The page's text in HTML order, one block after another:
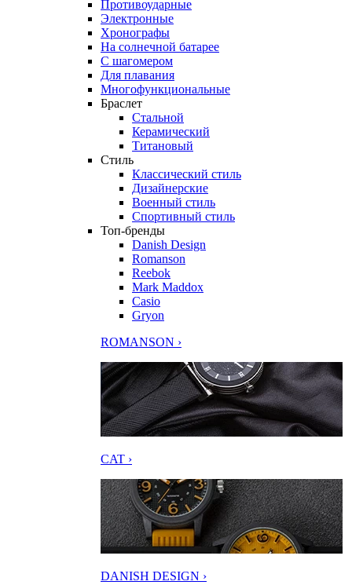
Противоударные
Электронные
Хронографы
На солнечной батарее
С шагомером
Для плавания
Многофункциональные
Браслет
Стальной
Керамический
Титановый
Стиль
Классический стиль
Дизайнерские
Военный стиль
Спортивный стиль
Топ-бренды
Danish Design
Romanson
Reebok
Mark Maddox
Casio
Gryon
ROMANSON ›
CAT ›
DANISH DESIGN ›